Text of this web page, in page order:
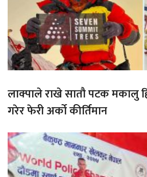
लाक्पाले राखे सातौ पटक मकालु
गरेर फेरी अर्को कीर्तिमान